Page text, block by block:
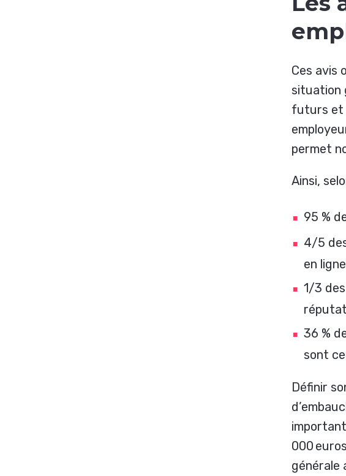
Ces avis
situation
futurs et
permet
Ainsi,
95 %
4/5
en
1/3
36 %
sont
Définir
000
générale